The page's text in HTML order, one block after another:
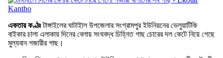
একতার কণ্ঠঃটাঙ্গাইলের ঘাটাইাল উপজেলার সংগ্রামপুর ইউনিয়নের ভেলুয়াটিকি
বাইকার চালা এলাকায় দিনের বেলায় সংঘবদ্ধ চিহ্নিত গাছ চোরের দল কেটে নিয়ে গেছে
মুল্যবান গজারীর গাছ।